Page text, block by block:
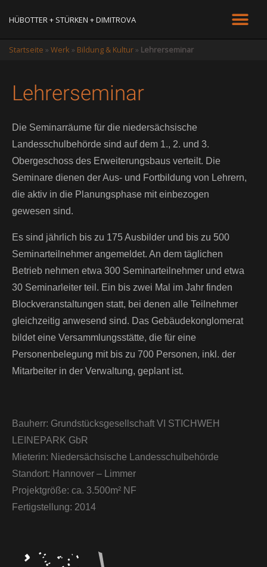
HÜBOTTER + STÜRKEN + DIMITROVA
Startseite » Werk » Bildung & Kultur» Lehrerseminar
Lehrerseminar
Die Seminarräume für die niedersächsische
Landesschulbehörde sind auf dem 1., 2. und 3.
Obergeschoss des Erweiterungsbaus verteilt. Die
Seminare dienen der Aus- und Fortbildung von Lehrern,
die aktiv in die Planungsphase mit einbezogen
gewesen sind.
Es sind jährlich bis zu 175 Ausbilder und bis zu 500
Seminarteilnehmer angemeldet. An dem täglichen
Betrieb nehmen etwa 300 Seminarteilnehmer und etwa
30 Seminarleiter teil. Ein bis zwei Mal im Jahr finden
Blockveranstaltungen statt, bei denen alle Teilnehmer
gleichzeitig anwesend sind. Das Gebäudekonglomerat
bildet eine Versammlungsstätte, die für eine
Personenbelegung mit bis zu 700 Personen, inkl. der
Mitarbeiter in der Verwaltung, geplant ist.
Bauherr: Grundstücksgesellschaft VI STICHWEH
LEINEPARK GbR
Mieterin: Niedersächsische Landesschulbehörde
Standort: Hannover – Limmer
Projektgröße: ca. 3.500m² NF
Fertigstellung: 2014